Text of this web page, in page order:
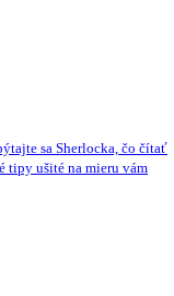
sa Sherlocka, čo čítať
tipy ušité na mieru vám